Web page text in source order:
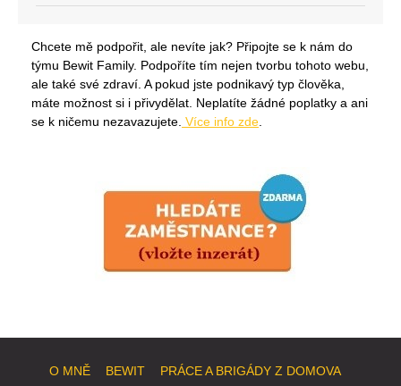
Chcete mě podpořit, ale nevíte jak? Připojte se k nám do
týmu Bewit Family. Podpoříte tím nejen tvorbu tohoto webu,
ale také své zdraví. A pokud jste podnikavý typ člověka,
máte možnost si i přivydělat. Neplatíte žádné poplatky a ani
se k ničemu nezavazujete. Více info zde
O MNĚ BEWIT PRÁCE A BRIGÁDY Z DOMOVA